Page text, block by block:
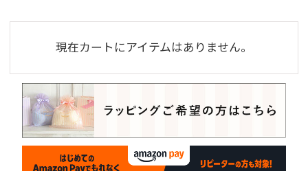
現在カートにアイテムはありません。